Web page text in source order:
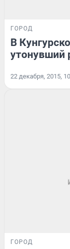
ГОРОД
В
утонувший
22 декабря, 2015,
ГОРОД